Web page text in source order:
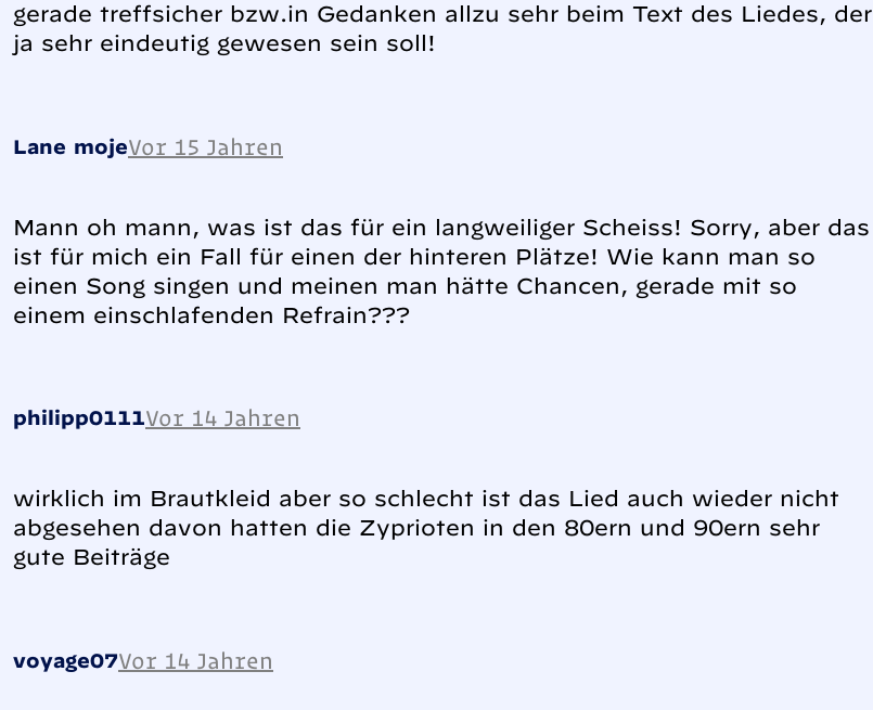
gerade treffsicher bzw.in Gedanken allzu sehr beim Text des Liedes, der
ja sehr eindeutig gewesen sein soll!
Lane mojeVor 15 Jahren
Mann oh mann, was ist das für ein langweiliger Scheiss! Sorry, aber das
ist für mich ein Fall für einen der hinteren Plätze! Wie kann man so
einen Song singen und meinen man hätte Chancen, gerade mit so
einem einschlafenden Refrain???
philipp0111Vor 14 Jahren
wirklich im Brautkleid aber so schlecht ist das Lied auch wieder nicht
abgesehen davon hatten die Zyprioten in den 80ern und 90ern sehr
gute Beiträge
voyage07Vor 14 Jahren